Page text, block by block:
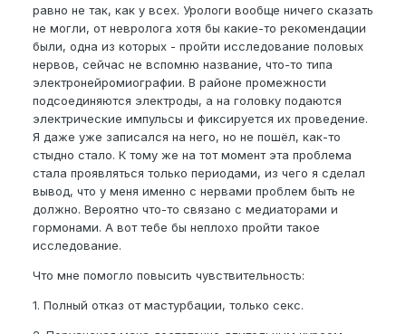
равно не так, как у всех. Урологи вообще ничего сказать
не могли, от невролога хотя бы какие-то рекомендации
были, одна из которых - пройти исследование половых
нервов, сейчас не вспомню название, что-то типа
электронейромиографии. В районе промежности
подсоединяются электроды, а на головку подаются
электрические импульсы и фиксируется их проведение.
Я даже уже записался на него, но не пошёл, как-то
стыдно стало. К тому же на тот момент эта проблема
стала проявляться только периодами, из чего я сделал
вывод, что у меня именно с нервами проблем быть не
должно. Вероятно что-то связано с медиаторами и
гормонами. А вот тебе бы неплохо пройти такое
исследование.
Что мне помогло повысить чувствительность:
1. Полный отказ от мастурбации, только секс.